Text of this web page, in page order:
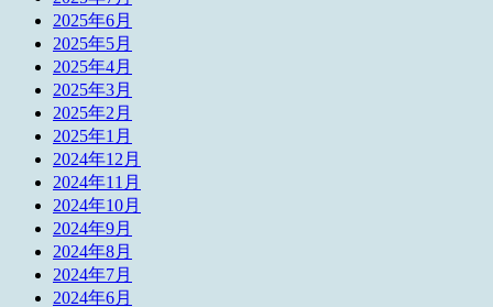
2025年6月
2025年5月
2025年4月
2025年3月
2025年2月
2025年1月
2024年12月
2024年11月
2024年10月
2024年9月
2024年8月
2024年7月
2024年6月